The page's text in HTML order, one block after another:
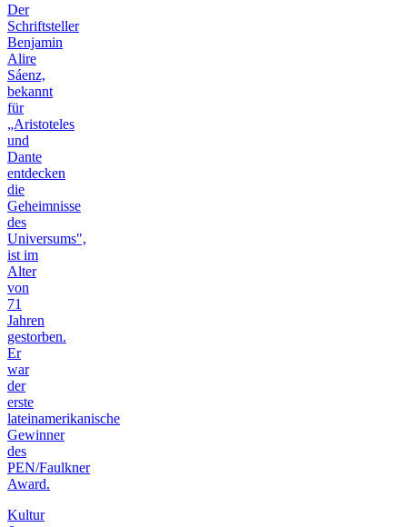
Der
Schriftsteller
Benjamin
Alire
Sáenz,
bekannt
für
„Aristoteles
und
Dante
entdecken
die
Geheimnisse
des
Universums",
ist im
Alter
von
71
Jahren
gestorben.
Er
war
der
erste
lateinamerikanische
Gewinner
des
PEN/Faulkner
Award.
Kultur